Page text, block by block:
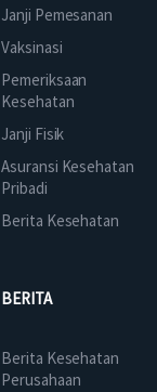
Janji Pemesanan
Vaksinasi
Pemeriksaan
Kesehatan
Janji Fisik
Asuransi Kesehatan
Pribadi
Berita Kesehatan
BERITA
Berita Kesehatan
Perusahaan